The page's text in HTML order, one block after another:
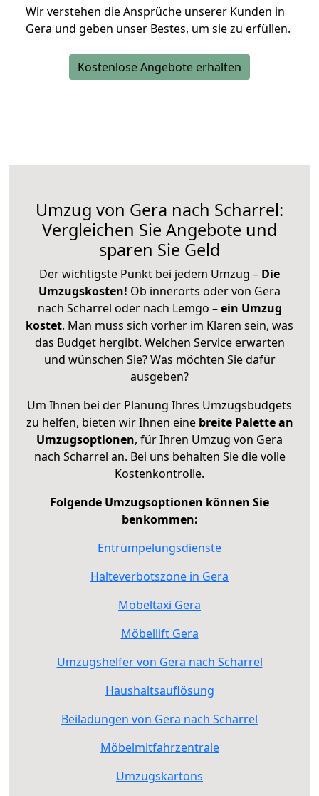
Wir verstehen die Ansprüche unserer Kunden in
Gera und geben unser Bestes, um sie zu erfüllen.
Kostenlose Angebote erhalten
Umzug von Gera nach Scharrel:
Vergleichen Sie Angebote und
sparen Sie Geld
Der wichtigste Punkt bei jedem Umzug – Die
Umzugskosten! Ob innerorts oder von Gera
nach Scharrel oder nach Lemgo –ein Umzug
kostet. Man muss sich vorher im Klaren sein, was
das Budget hergibt. Welchen Service erwarten
und wünschen Sie? Was möchten Sie dafür
ausgeben?
Um Ihnen bei der Planung Ihres Umzugsbudgets
zu helfen, bieten wir Ihnen eine breite Palette an
Umzugsoptionen, für Ihren Umzug von Gera
nach Scharrel an. Bei uns behalten Sie die volle
Kostenkontrolle.
Folgende Umzugsoptionen können Sie
benkommen:
Entrümpelungsdienste
Halteverbotszone in Gera
Möbeltaxi Gera
Möbellift Gera
Umzugshelfer von Gera nach Scharrel
Haushaltsauflösung
Beiladungen von Gera nach Scharrel
Möbelmitfahrzentrale
Umzugskartons